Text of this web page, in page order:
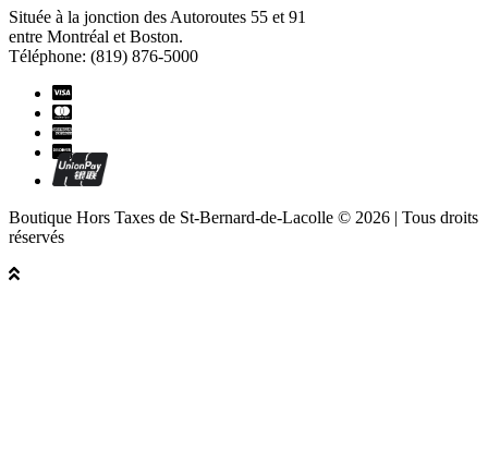
Située à la jonction des Autoroutes 55 et 91
entre Montréal et Boston.
Téléphone: (819) 876-5000
Boutique Hors Taxes de St-Bernard-de-Lacolle © 2026 | Tous droits
réservés